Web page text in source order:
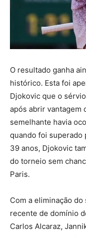
O resultado ganha
histórico. Esta foi
Djokovic que o
após abrir vantagem
semelhante havia
quando foi superado
39 anos, Djokovic
do torneio sem
Paris.
Com a eliminação
recente de domínio
Carlos Alcaraz,